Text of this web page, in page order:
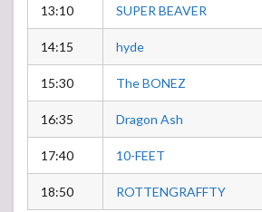
13:10 SUPER BEAVER
14:15 hyde
15:30 The BONEZ
16:35 Dragon Ash
17:40 10-FEET
18:50 ROTTENGRAFFTY